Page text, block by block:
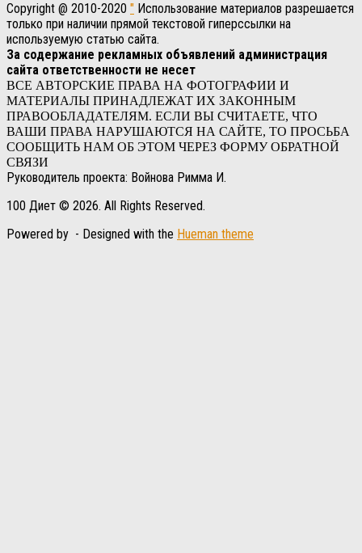
Copyright @ 2010-2020 " Использование материалов разрешается
только при наличии прямой текстовой гиперссылки на
используемую статью сайта.
За содержание рекламных объявлений администрация
сайта ответственности не несет
ВСЕ АВТОРСКИЕ ПРАВА НА ФОТОГРАФИИ И
МАТЕРИАЛЫ ПРИНАДЛЕЖАТ ИХ ЗАКОННЫМ
ПРАВООБЛАДАТЕЛЯМ. ЕСЛИ ВЫ СЧИТАЕТЕ, ЧТО
ВАШИ ПРАВА НАРУШАЮТСЯ НА САЙТЕ, ТО ПРОСЬБА
СООБЩИТЬ НАМ ОБ ЭТОМ ЧЕРЕЗ ФОРМУ ОБРАТНОЙ
СВЯЗИ
Руководитель проекта: Войнова Римма И.
100 Диет © 2026. All Rights Reserved.
Powered by - Designed with the Hueman theme